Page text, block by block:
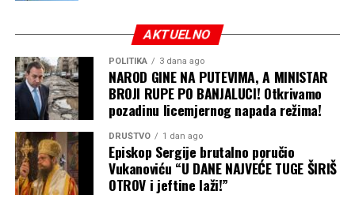
Podsjećamo, Elek je 12. jula naveče smijenjen sa funkcije
direktora „Sarajevo-gasa“ nakon što su svi članovi
Upravnog odbora po nalogu lidera SNSD-a Milorada
Dodika glasali za njegovu smjenu.
Mediji bliski vlasti tada su objavili i da je isključen iz
SNSD-a i da će biti uklonjen i sa funkcije v.d. predsjednika
Nadzornog odbora OC „Jahorina“.
AKTUELNO
POLITIKA 3 dana ago
NAROD GINE NA PUTEVIMA, A MINISTAR
BROJI RUPE PO BANJALUCI! Otkrivamo
pozadinu licemjernog napada režima!
DRUŠTVO 1 dan ago
Episkop Sergije brutalno poručio
Vukanoviću “U DANE NAJVEĆE TUGE ŠIRIŠ
OTROV i jeftine laži!”